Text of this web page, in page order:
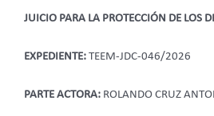
JUICIO PARA LA PROTECCIÓN DE LOS
EXPEDIENTE: TEEM-JDC-046/2026
PARTE ACTORA: ROLANDO CRUZ